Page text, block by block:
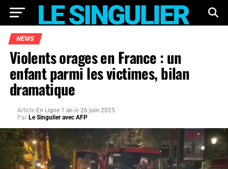
NEWS
Violents orages en France : un
enfant parmi les victimes, bilan
dramatique
Article En Ligne 1 an le 26 juin 2025
Par Le Singulier avec AFP